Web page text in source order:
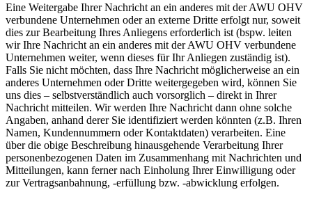
Eine Weitergabe Ihrer Nachricht an ein anderes mit der AWU OHV
verbundene Unternehmen oder an externe Dritte erfolgt nur, soweit
dies zur Bearbeitung Ihres Anliegens erforderlich ist (bspw. leiten
wir Ihre Nachricht an ein anderes mit der AWU OHV verbundene
Unternehmen weiter, wenn dieses für Ihr Anliegen zuständig ist).
Falls Sie nicht möchten, dass Ihre Nachricht möglicherweise an ein
anderes Unternehmen oder Dritte weitergegeben wird, können Sie
uns dies – selbstverständlich auch vorsorglich – direkt in Ihrer
Nachricht mitteilen. Wir werden Ihre Nachricht dann ohne solche
Angaben, anhand derer Sie identifiziert werden könnten (z.B. Ihren
Namen, Kundennummern oder Kontaktdaten) verarbeiten. Eine
über die obige Beschreibung hinausgehende Verarbeitung Ihrer
personenbezogenen Daten im Zusammenhang mit Nachrichten und
Mitteilungen, kann ferner nach Einholung Ihrer Einwilligung oder
zur Vertragsanbahnung, -erfüllung bzw. -abwicklung erfolgen.